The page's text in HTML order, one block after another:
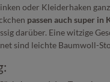
oder Kleiderhaken
passen auch super in
darüber. Eine witzige
sind leichte Baumwoll-